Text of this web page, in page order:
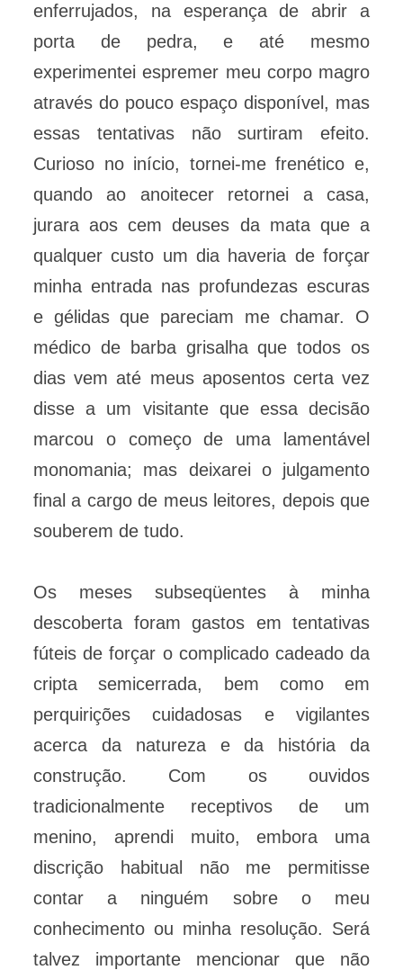
enferrujados, na esperança de abrir a
porta de pedra, e até mesmo
experimentei espremer meu corpo magro
através do pouco espaço disponível, mas
essas tentativas não surtiram efeito.
Curioso no início, tornei-me frenético e,
quando ao anoitecer retornei a casa,
jurara aos cem deuses da mata que a
qualquer custo um dia haveria de forçar
minha entrada nas profundezas escuras
e gélidas que pareciam me chamar. O
médico de barba grisalha que todos os
dias vem até meus aposentos certa vez
disse a um visitante que essa decisão
marcou o começo de uma lamentável
monomania; mas deixarei o julgamento
final a cargo de meus leitores, depois que
souberem de tudo.
Os meses subseqüentes à minha
descoberta foram gastos em tentativas
fúteis de forçar o complicado cadeado da
cripta semicerrada, bem como em
perquirições cuidadosas e vigilantes
acerca da natureza e da história da
construção. Com os ouvidos
tradicionalmente receptivos de um
menino, aprendi muito, embora uma
discrição habitual não me permitisse
contar a ninguém sobre o meu
conhecimento ou minha resolução. Será
talvez importante mencionar que não